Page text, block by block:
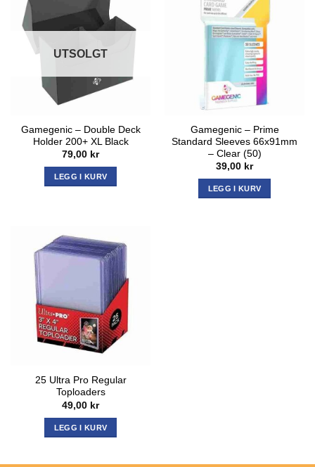
UTSOLGT
Gamegenic – Double Deck
Holder 200+ XL Black
79,00 kr
LEGG I KURV
Gamegenic – Prime
Standard Sleeves 66x91mm
– Clear (50)
39,00 kr
LEGG I KURV
25 Ultra Pro Regular
Toploaders
49,00 kr
LEGG I KURV